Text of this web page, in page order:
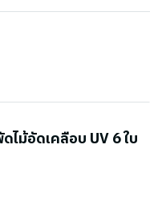
ไม้อัดเคลือบ UV 6 ใบ